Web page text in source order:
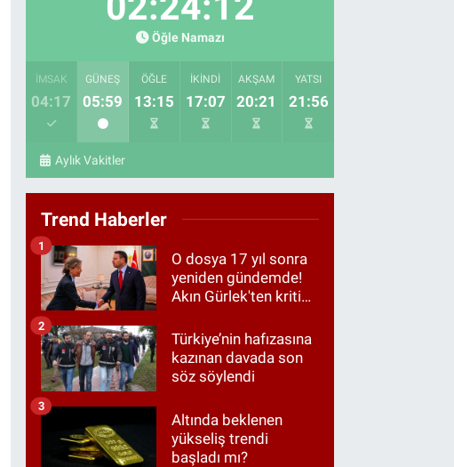
Öğle Namazı
İMSAK
04:17
GÜNEŞ
05:59
ÖĞLE
13:15
İKINDI
17:07
AKŞAM
20:21
YATSI
21:56
Aylık Vakitler
Trend Haberler
O dosya 17 yıl sonra
yeniden gündemde!
Akın Gürlek'ten kritik
1
Türkiye’nin hafızasına
kazınan davada son
söz söylendi
2
Altında beklenen
yükseliş trendi
başladı mı?
3